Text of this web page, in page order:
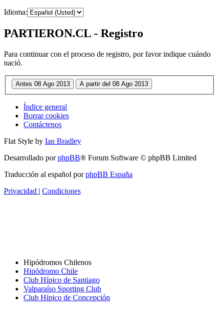
Idioma:
PARTIERON.CL - Registro
Para continuar con el proceso de registro, por favor indique cuándo
nació.
Índice general
Borrar cookies
Contáctenos
Flat Style by Ian Bradley
Desarrollado porphpBB® Forum Software © phpBB Limited
Traducción al español porphpBB España
Privacidad | Condiciones
Hipódromos Chilenos
Hipódromo Chile
Club Hípico de Santiago
Valparaíso Sporting Club
Club Hípico de Concepción